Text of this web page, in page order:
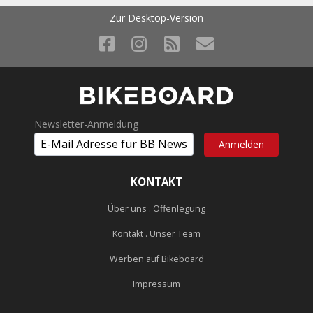
Zur Desktop-Version
Newsletter-Anmeldung
KONTAKT
Über uns . Offenlegung
Kontakt . Unser Team
Werben auf Bikeboard
Impressum